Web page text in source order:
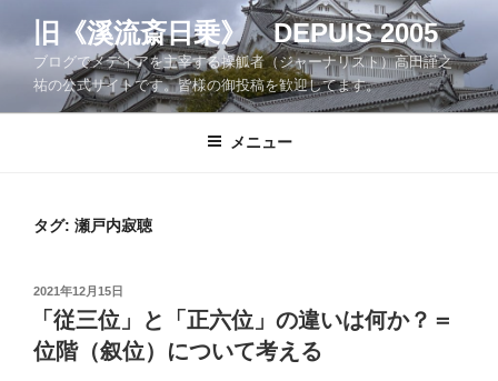
ツ
旧《溪流斎日乗》 DEPUIS 2005
ブログでメディアを主宰する操觚者（ジャーナリスト）高田謹之
祐の公式サイトです。皆様の御投稿を歓迎してます。
メニュー
タグ: 瀬戸内寂聴
投
2021年12月15日
「従三位」と「正六位」の違いは何か？＝
位階（叙位）について考える